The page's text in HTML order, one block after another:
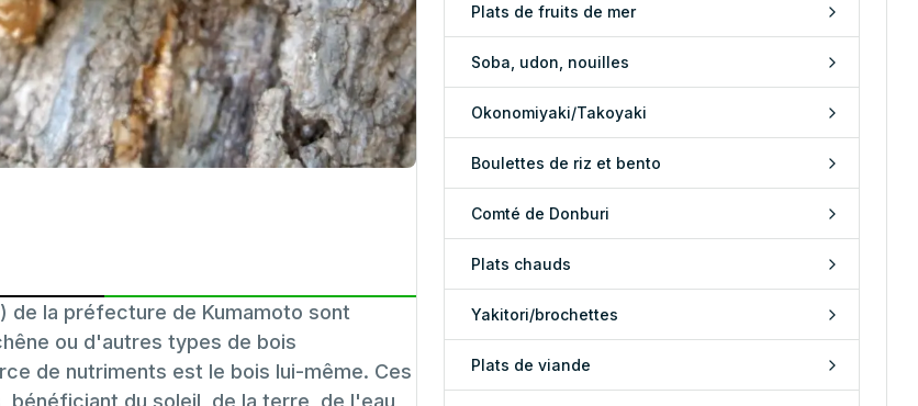
de la préfecture de Kumamoto sont
ou d'autres types de bois
de nutriments est le bois lui-même. Ces
bénéficiant du soleil, de la terre, de l'eau
Plats de fruits de mer
Soba, udon, nouilles
Okonomiyaki/Takoyaki
Boulettes de riz et bento
Comté de Donburi
Plats chauds
Yakitori/brochettes
Plats de viande